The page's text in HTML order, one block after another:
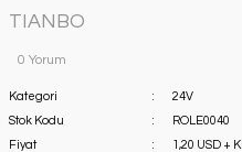
TIANBO
0 Yorum
Kategori
24V
Stok Kodu
ROLE0040
Fiyat
1,20 USD +